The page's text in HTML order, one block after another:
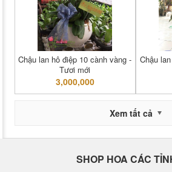
Chậu lan hô điệp 10 cành vàng -
Tươi mới
3,000,000
Chậu
Xem tất cả
SHOP HOA CÁC